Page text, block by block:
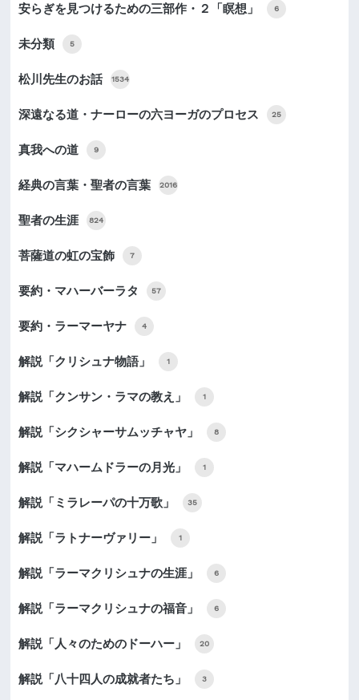
安らぎを見つけるための三部作・２「瞑想」 6
未分類 5
松川先生のお話 1534
深遠なる道・ナーローの六ヨーガのプロセス 25
真我への道 9
経典の言葉・聖者の言葉 2016
聖者の生涯 824
菩薩道の虹の宝飾 7
要約・マハーバーラタ 57
要約・ラーマーヤナ 4
解説「クリシュナ物語」 1
解説「クンサン・ラマの教え」 1
解説「シクシャーサムッチャヤ」 8
解説「マハームドラーの月光」 1
解説「ミラレーパの十万歌」 35
解説「ラトナーヴァリー」 1
解説「ラーマクリシュナの生涯」 6
解説「ラーマクリシュナの福音」 6
解説「人々のためのドーハー」 20
解説「八十四人の成就者たち」 3